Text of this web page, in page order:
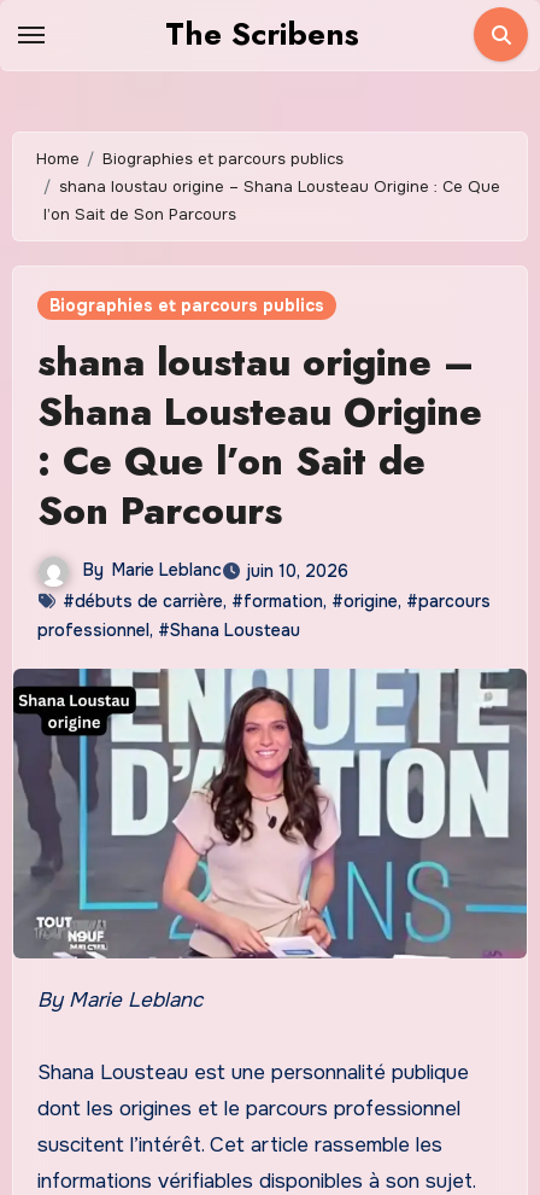
The Scribens
Home
Biographies et parcours publics
shana loustau origine – Shana Lousteau Origine : Ce Que
l’on Sait de Son Parcours
Biographies et parcours publics
shana loustau origine –
Shana Lousteau Origine
: Ce Que l’on Sait de
Son Parcours
By Marie Leblanc
juin 10, 2026
#débuts de carrière, #formation, #origine, #parcours
professionnel, #Shana Lousteau
By Marie Leblanc
Shana Lousteau est une personnalité publique
dont les origines et le parcours professionnel
suscitent l’intérêt. Cet article rassemble les
informations vérifiables disponibles à son sujet.